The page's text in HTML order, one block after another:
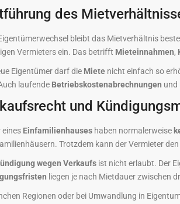
des
bleibt das Mietverhältnis
Vermieters ein. Das betrifft Mieteinnahmen,
Eigentümer darf die Miete nicht einfach so
laufende Betriebskostenabrechnungen und
und
eines Einfamilienhauses haben normalerweise
Trotzdem kann der Vermieter
wegen Verkaufs ist nicht erlaubt. Der
liegen je nach Mietdauer zwischen
Regionen oder bei Umwandlung in